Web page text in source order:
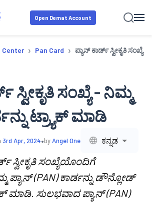
Open Demat Account
Center › Pan Card › ಪ್ಯಾನ್ ಕಾರ್ಡ್ ಸ್ವೀಕೃತಿ ಸಂಖ್ಯೆ
ಸ್ವೀಕೃತಿ ಸಂಖ್ಯೆ - ನಿಮ್ಮ
ಟ್ರ್ಯಾಕ್ ಮಾಡಿ
3rd Apr, 2024•byAngel One ಕನ್ನಡ
ಸ್ವೀಕೃತಿ ಸಂಖ್ಯೆಯೊಂದಿಗೆ
ಪ್ಯಾನ್ (PAN) ಕಾರ್ಡನ್ನು ಡೌನ್ಲೋಡ್
ಮಾಡಿ. ಸುಲಭವಾದ ಪ್ಯಾನ್ (PAN)